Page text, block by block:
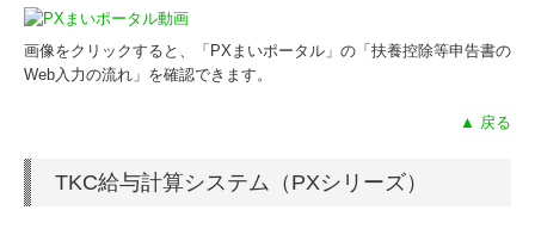
画像をクリックすると、「PXまいポータル」の「扶養控除等申告書の
Web入力の流れ」を確認できます。
▲ 戻る
TKC給与計算システム（PXシリーズ）